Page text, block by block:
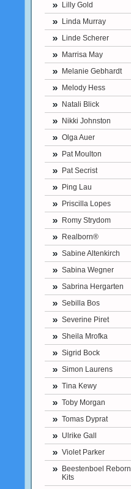
Lilly Gold
Linda Murray
Linde Scherer
Marrisa May
Melanie Gebhardt
Melody Hess
Natali Blick
Nikki Johnston
Olga Auer
Pat Moulton
Pat Secrist
Ping Lau
Priscilla Lopes
Romy Strydom
Realborn®
Sabine Altenkirch
Sabina Wegner
Sabrina Hergarten
Sebilla Bos
Severine Piret
Sheila Mrofka
Sigrid Bock
Simon Laurens
Tina Kewy
Toby Morgan
Tomas Dyprat
Ulrike Gall
Violet Parker
Beestenboel Reborn
Kits